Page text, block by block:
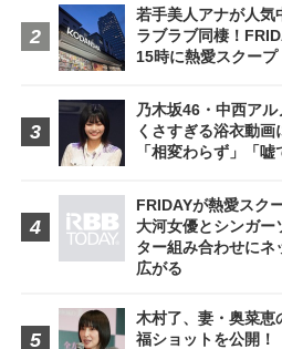
若手美人アナが人気
ラブラブ同棲！
15時に熱愛スクープ
乃木坂46・中西ア
くさすぎる浴衣動画
「相変わらず」「嘘
FRIDAYが熱愛スク
大河女優とシンガー
ター組み合わせにネ
広がる
木村了、妻・奥菜恵
福ショットを公開！